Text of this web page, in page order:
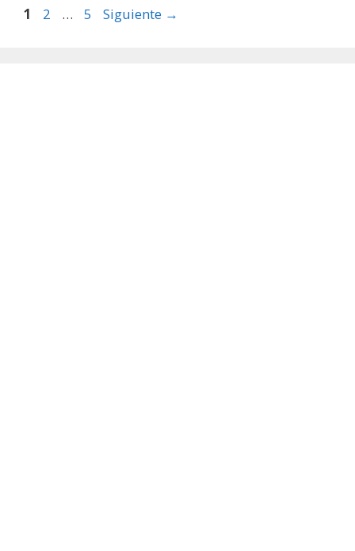
Página
1 Página
2 … Página
5 Siguiente →